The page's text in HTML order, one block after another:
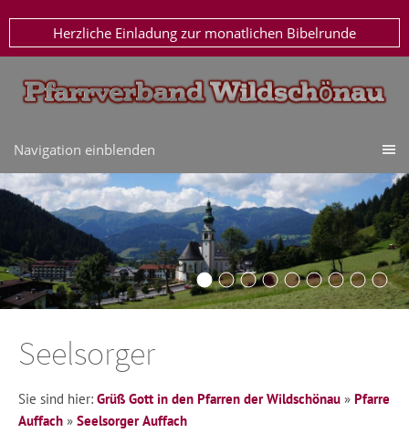
Herzliche Einladung zur monatlichen Bibelrunde
Navigation einblenden
Seelsorger
Sie sind hier: Grüß Gott in den Pfarren der Wildschönau » Pfarre
Auffach » Seelsorger Auffach